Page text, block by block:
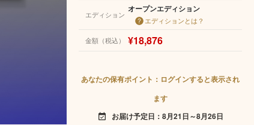
エディション
オープンエディション
エディションとは？
金額（税込） ¥18,876
あなたの保有ポイント：ログインすると表示され
ます
event_available お届け予定日：8月21日～8月26日